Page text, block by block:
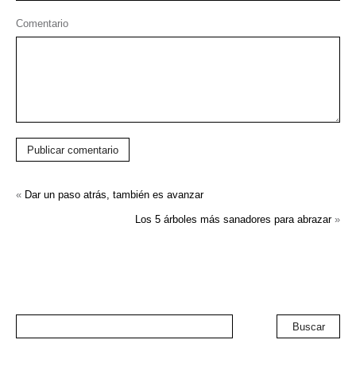
Comentario
Publicar comentario
« Dar un paso atrás, también es avanzar
Los 5 árboles más sanadores para abrazar»
Buscar